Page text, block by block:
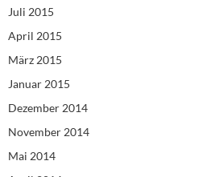
Juli 2015
April 2015
März 2015
Januar 2015
Dezember 2014
November 2014
Mai 2014